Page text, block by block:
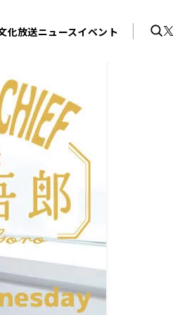
化放送ニュースイベント